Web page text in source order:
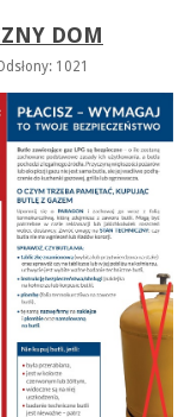
DOM
1021